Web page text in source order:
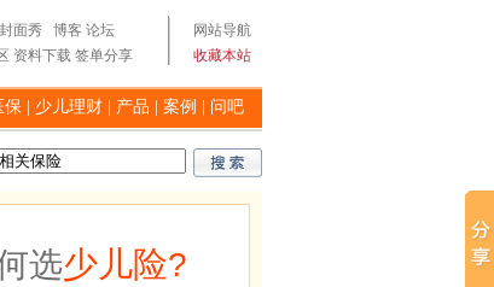
封面秀 博客 论坛
资料下载 签单分享
网站导航
收藏本站
保 少儿理财 产品 案例 问吧
选少儿险?